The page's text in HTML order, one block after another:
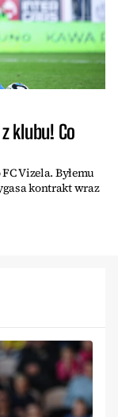
klubu! Co
Vizela. Byłemu
kontrakt wraz